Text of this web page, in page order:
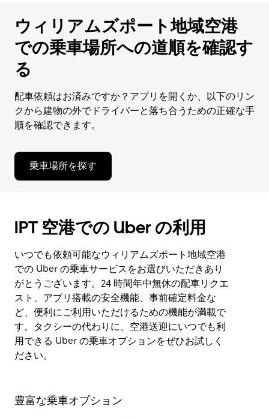
ウィリアムズポート地域空港
での乗車場所への道順を確認す
る
配車依頼はお済みですか？アプリを開くか、以下のリン
クから建物の外でドライバーと落ち合うための正確な手
順を確認できます。
乗車場所を探す
IPT 空港での Uber の利用
いつでも依頼可能なウィリアムズポート地域空港
での Uber の乗車サービスをお選びいただきあり
がとうございます。24 時間年中無休の配車リクエ
スト、アプリ搭載の安全機能、事前確定料金な
ど、便利にご利用いただけるための機能が満載で
す。タクシーの代わりに、空港送迎にいつでも利
用できる Uber の乗車オプションをぜひお試しく
ださい。
豊富な乗車オプション